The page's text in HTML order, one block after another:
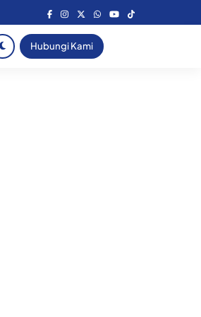
Hubungi Kami